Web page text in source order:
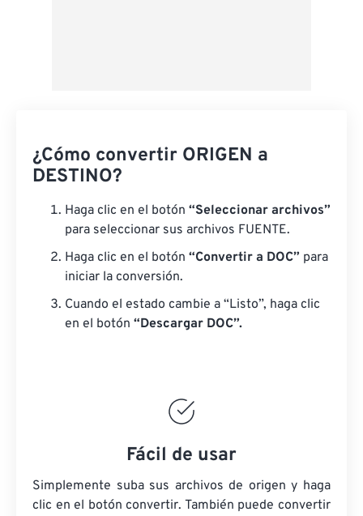
¿Cómo convertir ORIGEN a
DESTINO?
Haga clic en el botón “Seleccionar archivos”
para seleccionar sus archivos FUENTE.
Haga clic en el botón “Convertir a DOC” para
iniciar la conversión.
Cuando el estado cambie a “Listo”, haga clic
en el botón “Descargar DOC”.
Fácil de usar
Simplemente suba sus archivos de origen y haga
clic en el botón convertir. También puede convertir